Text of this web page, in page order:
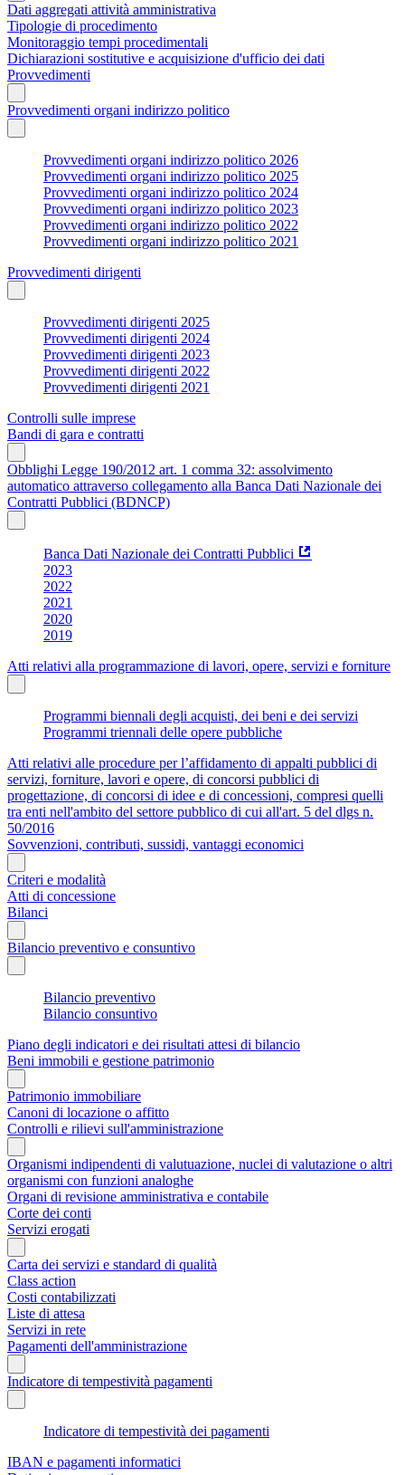
Dati aggregati attività amministrativa
Tipologie di procedimento
Monitoraggio tempi procedimentali
Dichiarazioni sostitutive e acquisizione d'ufficio dei dati
Provvedimenti
Provvedimenti organi indirizzo politico
Provvedimenti organi indirizzo politico 2026
Provvedimenti organi indirizzo politico 2025
Provvedimenti organi indirizzo politico 2024
Provvedimenti organi indirizzo politico 2023
Provvedimenti organi indirizzo politico 2022
Provvedimenti organi indirizzo politico 2021
Provvedimenti dirigenti
Provvedimenti dirigenti 2025
Provvedimenti dirigenti 2024
Provvedimenti dirigenti 2023
Provvedimenti dirigenti 2022
Provvedimenti dirigenti 2021
Controlli sulle imprese
Bandi di gara e contratti
Obblighi Legge 190/2012 art. 1 comma 32: assolvimento
automatico attraverso collegamento alla Banca Dati Nazionale dei
Contratti Pubblici (BDNCP)
Banca Dati Nazionale dei Contratti Pubblici
2023
2022
2021
2020
2019
Atti relativi alla programmazione di lavori, opere, servizi e forniture
Programmi biennali degli acquisti, dei beni e dei servizi
Programmi triennali delle opere pubbliche
Atti relativi alle procedure per l’affidamento di appalti pubblici di
servizi, forniture, lavori e opere, di concorsi pubblici di
progettazione, di concorsi di idee e di concessioni, compresi quelli
tra enti nell'ambito del settore pubblico di cui all'art. 5 del dlgs n.
50/2016
Sovvenzioni, contributi, sussidi, vantaggi economici
Criteri e modalità
Atti di concessione
Bilanci
Bilancio preventivo e consuntivo
Bilancio preventivo
Bilancio consuntivo
Piano degli indicatori e dei risultati attesi di bilancio
Beni immobili e gestione patrimonio
Patrimonio immobiliare
Canoni di locazione o affitto
Controlli e rilievi sull'amministrazione
Organismi indipendenti di valutuazione, nuclei di valutazione o altri
organismi con funzioni analoghe
Organi di revisione amministrativa e contabile
Corte dei conti
Servizi erogati
Carta dei servizi e standard di qualità
Class action
Costi contabilizzati
Liste di attesa
Servizi in rete
Pagamenti dell'amministrazione
Indicatore di tempestività pagamenti
Indicatore di tempestività dei pagamenti
IBAN e pagamenti informatici